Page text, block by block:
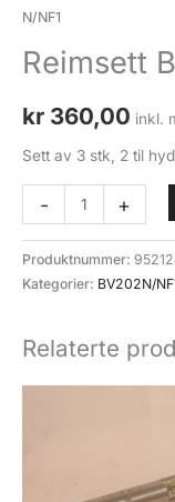
N/NF1
Reimsett
kr 360,00 inkl.
Sett av 3 stk, 2 til
-
Reimsett
BV202
N/NF1
antall
+
Produktnummer:
Kategorier: BV202N/
Relaterte